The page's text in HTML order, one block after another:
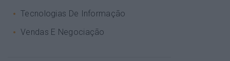
Tecnologias De Informação
Vendas E Negociação